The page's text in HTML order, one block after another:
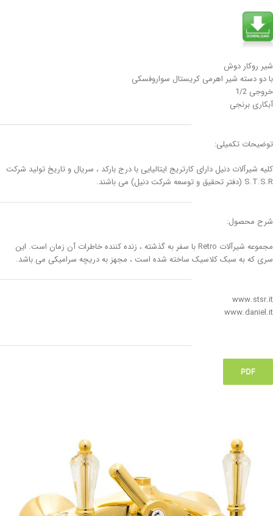
شیر روکار دوش
با دو دسته شیر اهرمی کریستال سواروفسکی
خروجی 1/2
آبکاری برنجی
توضیحات تکمیلی:
کلیه شیرآلات دنیل دارای کارتریج ایتالیایی با درج بارکد ، سریال و تاریخ تولید شرکت
S.T.S.R (دفتر تحقیق و توسعه شرکت دنیل) می باشند.
شرح محصول:
مجموعه شیرآلات Retro با سفر به گذشته ، زنده کننده خاطرات آن زمان است. این
سری که به سبک کلاسیک ساخته شده است ، مجهز به دریچه سرامیکی می باشد.
www.stsr.it
www.daniel.it
PDF